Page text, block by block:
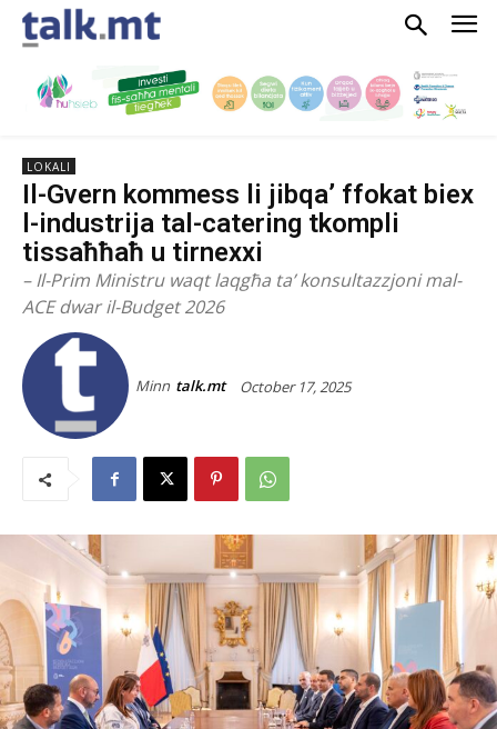
LOKALI
Il-Gvern kommess li jibqa’ ffokat biex
l-industrija tal-catering tkompli
tissaħħaħ u tirnexxi
– Il-Prim Ministru waqt laqgħa ta’ konsultazzjoni mal-
ACE dwar il-Budget 2026
Minn talk.mt October 17, 2025